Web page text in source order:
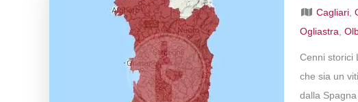
Cagliari ,
Ogliastra ,
Cenni storici
che sia un
dalla